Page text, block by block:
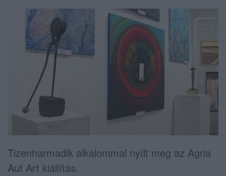
Tizenharmadik alkalommal nyílt meg az Agria
Aut Art kiállítás.